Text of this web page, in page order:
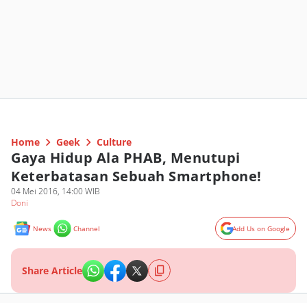
Home Geek Culture
Gaya Hidup Ala PHAB, Menutupi
Keterbatasan Sebuah Smartphone!
04 Mei 2016, 14:00 WIB
Doni
News Channel Add Us on Google
Share Article